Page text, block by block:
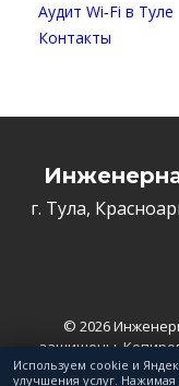
Аудит Wi‑Fi в Туле
Контакты
г. Тула,
© 2026
защищены.
Используем cookie и
улучшения услуг. Нажимая